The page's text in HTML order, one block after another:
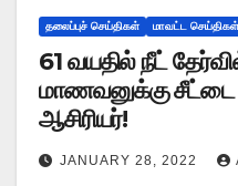
தலைப்புச் செய்திகள் மாவட்ட செய்திகள்
61 வயதில் நீட்
மாணவனுக்கு சீட்டை
ஆசிரியர்!
JANUARY 28, 2022